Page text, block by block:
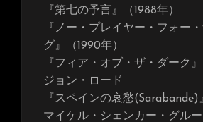
『第七の予言』（1988年）
『ノー・プレイヤー・フォー
グ』（1990年）
『フィア・オブ・ザ・ダーク』
ジョン・ロード
『スペインの哀愁(Sarabande)
マイケル・シェンカー・グルー